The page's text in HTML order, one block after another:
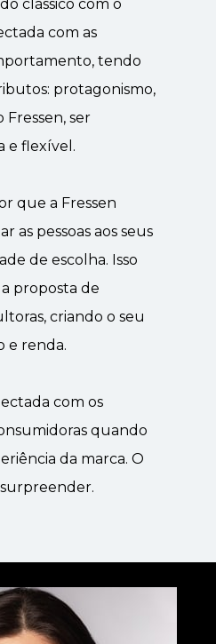
clássico com o
com as
tendo
protagonismo,
Fressen, ser
e flexível.
que a Fressen
as pessoas aos seus
de escolha. Isso
proposta de
criando o seu
e renda.
com os
quando
da marca. O